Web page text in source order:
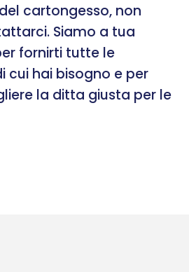
cartongesso, non
Siamo a tua
fornirti tutte le
cui hai bisogno e per
la ditta giusta per le